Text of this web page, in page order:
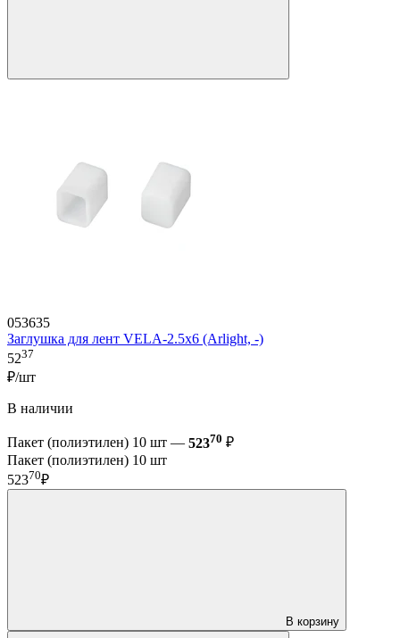
053635
Заглушка для лент VELA-2.5x6 (Arlight, -)
5237
₽/шт
В наличии
Пакет (полиэтилен) 10 шт — 52370 ₽
Пакет (полиэтилен) 10 шт
52370₽
В корзину